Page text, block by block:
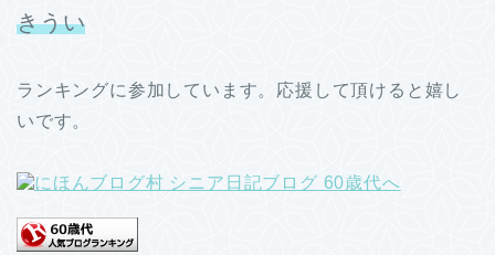
きうい
ランキングに参加しています。応援して頂けると嬉し
いです。